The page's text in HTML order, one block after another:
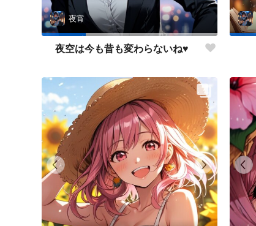
夜宵
夜空は今も昔も変わらないね♥